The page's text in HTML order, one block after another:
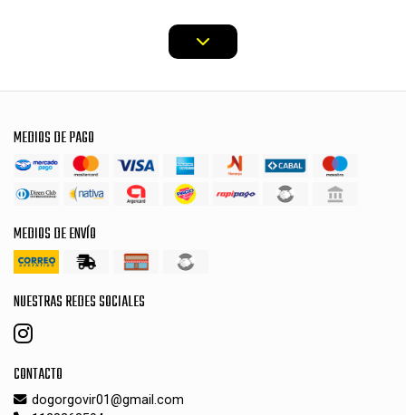
MEDIOS DE PAGO
MEDIOS DE ENVÍO
NUESTRAS REDES SOCIALES
CONTACTO
dogorgovir01@gmail.com